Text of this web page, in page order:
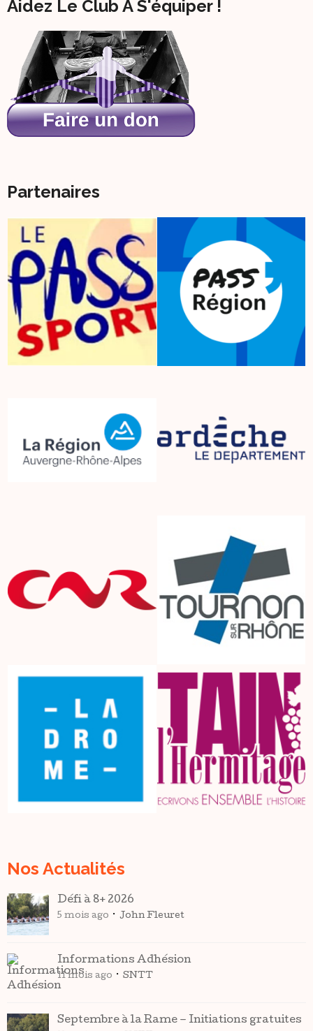
Aidez Le Club À S'équiper !
Partenaires
Nos Actualités
Défi à 8+ 2026
5 mois ago John Fleuret
Informations Adhésion
11 mois ago SNTT
Septembre à la Rame – Initiations gratuites